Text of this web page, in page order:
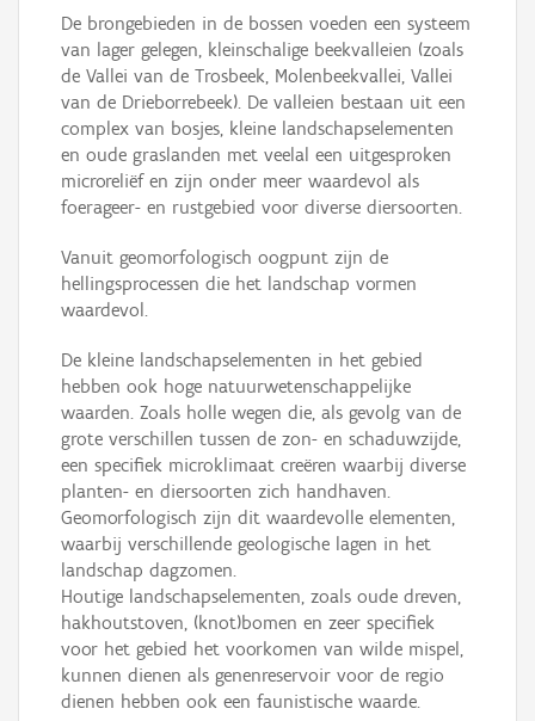
De brongebieden in de bossen voeden een systeem
van lager gelegen, kleinschalige beekvalleien (zoals
de Vallei van de Trosbeek, Molenbeekvallei, Vallei
van de Drieborrebeek). De valleien bestaan uit een
complex van bosjes, kleine landschapselementen
en oude graslanden met veelal een uitgesproken
microreliëf en zijn onder meer waardevol als
foerageer- en rustgebied voor diverse diersoorten.
Vanuit geomorfologisch oogpunt zijn de
hellingsprocessen die het landschap vormen
waardevol.
De kleine landschapselementen in het gebied
hebben ook hoge natuurwetenschappelijke
waarden. Zoals holle wegen die, als gevolg van de
grote verschillen tussen de zon- en schaduwzijde,
een specifiek microklimaat creëren waarbij diverse
planten- en diersoorten zich handhaven.
Geomorfologisch zijn dit waardevolle elementen,
waarbij verschillende geologische lagen in het
landschap dagzomen.
Houtige landschapselementen, zoals oude dreven,
hakhoutstoven, (knot)bomen en zeer specifiek
voor het gebied het voorkomen van wilde mispel,
kunnen dienen als genenreservoir voor de regio
dienen hebben ook een faunistische waarde.